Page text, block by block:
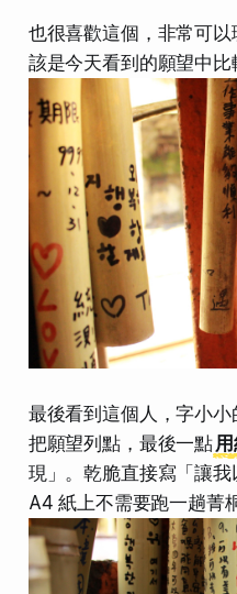
也很喜歡這個，非常可
該是今天看到的願望中比
最後看到這個人，字小
把願望列點，最後一點
現」。乾脆直接寫「讓
A4 紙上不需要跑一趟菁